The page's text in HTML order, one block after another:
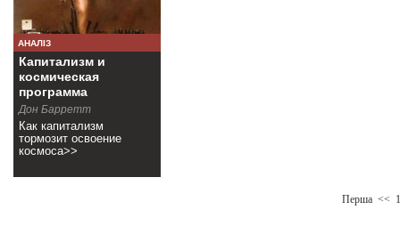
АНАЛІЗ
Капитализм и
космическая
программа
Дон Барретт
Как капитализм
тормозит освоение
космоса>>
Перша << 1